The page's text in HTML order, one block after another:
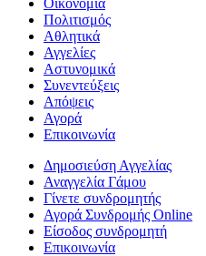
Οικονομία
Πολιτισμός
Αθλητικά
Αγγελίες
Αστυνομικά
Συνεντεύξεις
Απόψεις
Αγορά
Επικοινωνία
Δημοσιεύση Αγγελίας
Αναγγελία Γάμου
Γίνετε συνδρομητής
Αγορά Συνδρομής Online
Είσοδος συνδρομητή
Επικοινωνία